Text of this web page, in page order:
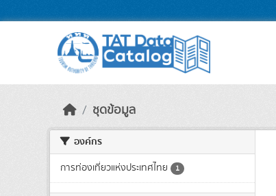
ชุดข้อมูล
องค์กร
การท่องเที่ยวแห่งประเทศไทย 1